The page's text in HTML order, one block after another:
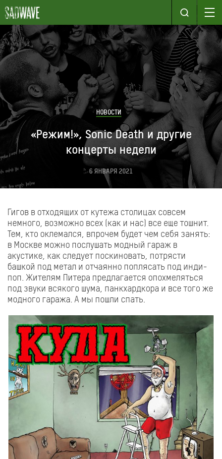
НОВОСТИ
«Режим!», Sonic Death и другие
концерты недели
6 ЯНВАРЯ 2021
Гигов в отходящих от кутежа столицах совсем
немного, возможно всех (как и нас) все еще тошнит.
Тем, кто оклемался, впрочем будет чем себя занять:
в Москве можно послушать модный гараж в
акустике, как следует поскиновать, потрясти
башкой под метал и отчаянно поплясать под инди-
поп. Жителям Питера предлагается опохмеляться
под звуки всякого шума, панкхардкора и все того же
модного гаража. А мы пошли спать.